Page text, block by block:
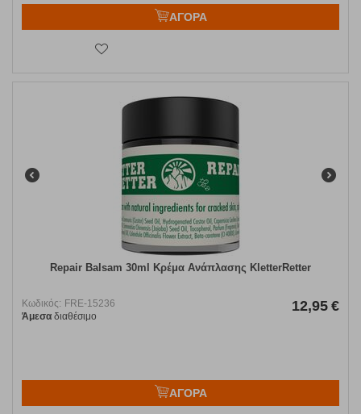
ΑΓΟΡΑ
Repair Balsam 30ml Κρέμα Ανάπλασης KletterRetter
Κωδικός: FRE-15236
Άμεσα διαθέσιμο
12,95 €
ΑΓΟΡΑ